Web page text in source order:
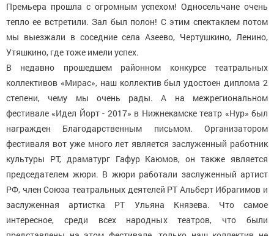
Премьера прошла с огромным успехом! Односельчане очень
тепло ее встретили. Зал был полон! С этим спектаклем потом
мы выезжали в соседние села Азеево, Чертушкино, Ленино,
Утяшкино, где тоже имели успех.
В недавно прошедшем районном конкурсе театральных
коллективов «Мирас», наш коллектив был удостоен диплома 2
степени, чему мы очень рады. А на межрегиональном
фестивале «Идел Йорт - 2017» в Нижнекамске театр «Нур» был
награжден Благодарственным письмом. Организатором
фестиваля вот уже много лет является заслуженный работник
культуры РТ, драматург Гафур Каюмов, он также является
председателем жюри. В жюри работали заслуженный артист
РФ, член Союза театральных деятелей РТ Альберт Ибрагимов и
заслуженная артистка РТ Ульяна Князева. Что самое
интересное, среди всех народных театров, что были